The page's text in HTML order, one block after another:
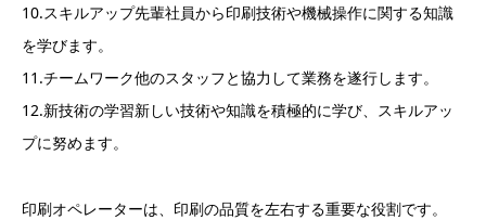
10.スキルアップ先輩社員から印刷技術や機械操作に関する知識
を学びます。
11.チームワーク他のスタッフと協力して業務を遂行します。
12.新技術の学習新しい技術や知識を積極的に学び、スキルアッ
プに努めます。
印刷オペレーターは、印刷の品質を左右する重要な役割です。